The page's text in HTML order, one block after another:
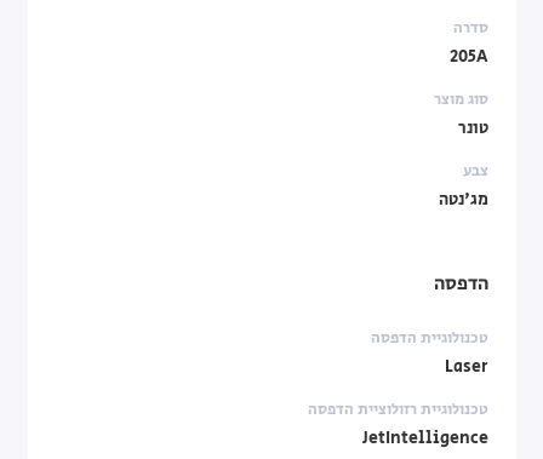
סדרה
205A
סוג מוצר
טונר
צבע
מג'נטה
הדפסה
טכנולוגיית הדפסה
Laser
טכנולוגיית רזולוציית הדפסה
JetIntelligence